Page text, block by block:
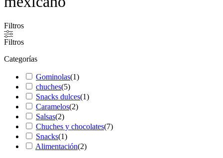
Filtros
Filtros
Categorías
Gominolas(1)
chuches(5)
Snacks dulces(1)
Caramelos(2)
Salsas(2)
Chuches y chocolates(7)
Snacks(1)
Alimentación(2)